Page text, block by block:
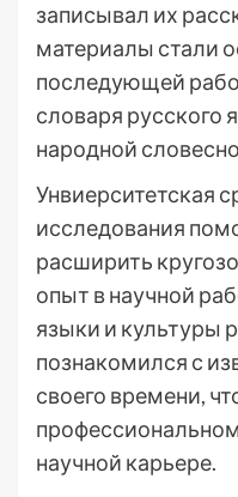
записывал их
материалы стали
последующей
словаря русского
народной
Унвиерситетская
исследования
расширить
опыт в научной
языки и культуры
познакомился с
своего времени,
научной карьере.